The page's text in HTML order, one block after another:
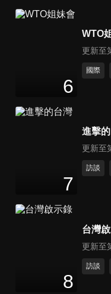
6
WTO
更新至
國際
7
進擊
更新至
訪談
8
台灣
更新至
訪談